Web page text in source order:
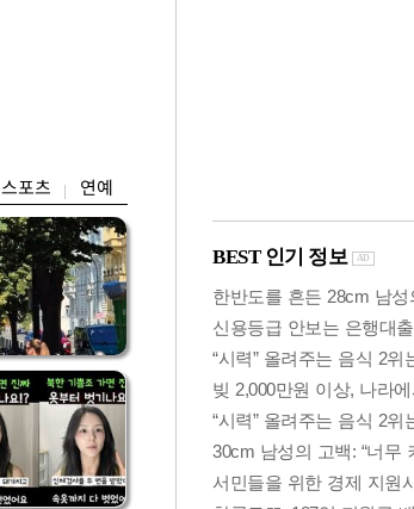
스포츠 연예